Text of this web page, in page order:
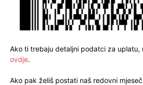
Ako ti trebaju detaljni podatci za uplatu,
ovdje.
Ako pak želiš postati naš redovni